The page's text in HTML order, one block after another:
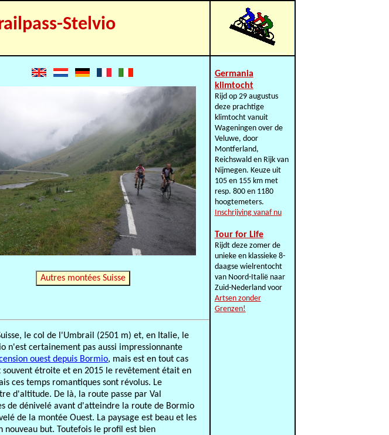
Stelvio
Autres montées Suisse
le col de l'Umbrail (2501 m) et, en Italie, le
n'est certainement pas aussi impressionnante
ouest depuis Bormio, mais est en tout cas
étroite et en 2015 le revêtement était en
ces temps romantiques sont révolus. Le
d'altitude. De là, la route passe par Val
de dénivelé avant d'atteindre la route de Bormio
de la montée Ouest. La paysage est beau et les
nouveau but. Toutefois le profil est bien
Germania
klimtocht
Rijd op 29 augustus
deze prachtige
klimtocht vanuit
Wageningen over de
Veluwe, door
Montferland,
Reichswald en Rijk van
Nijmegen. Keuze uit
105 en 155 km met
resp. 800 en 1180
hoogtemeters.
Inschrijving vanaf nu
Tour for Life
Rijdt deze zomer de
unieke en klassieke 8-
daagse wielrentocht
van Noord-Italië naar
Zuid-Nederland voor
Artsen zonder
Grenzen!